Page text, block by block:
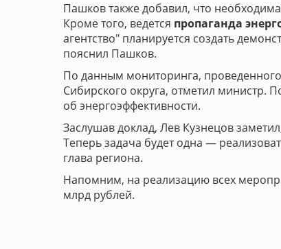
Пашков также добавил, что
Кроме того, ведется пропаганда
агентство" планируется создать
пояснил Пашков.
По данным мониторинга,
Сибирского округа, отметил министр.
об энергоэффективности.
Заслушав доклад, Лев Кузнецов
Теперь задача будет одна —
глава региона.
Напомним, на реализацию всех
млрд рублей.